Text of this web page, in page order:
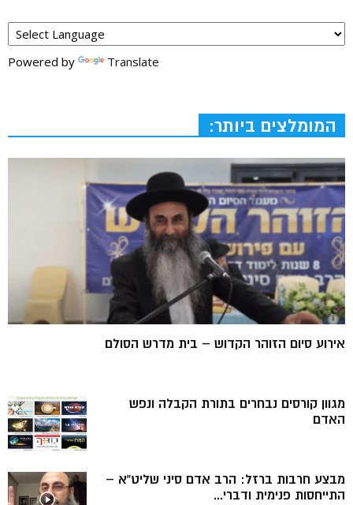
Powered by Translate
המומלצים ביותר:
אירוע סיום הזוהר הקדוש – בית מדרש הסולם
מגוון קורסים נבחרים בתורת הקבלה ונפש
האדם
מבצע חרבות ברזל: הרב אדם סיני שליט”א –
התייחסות פנימית ודברי...